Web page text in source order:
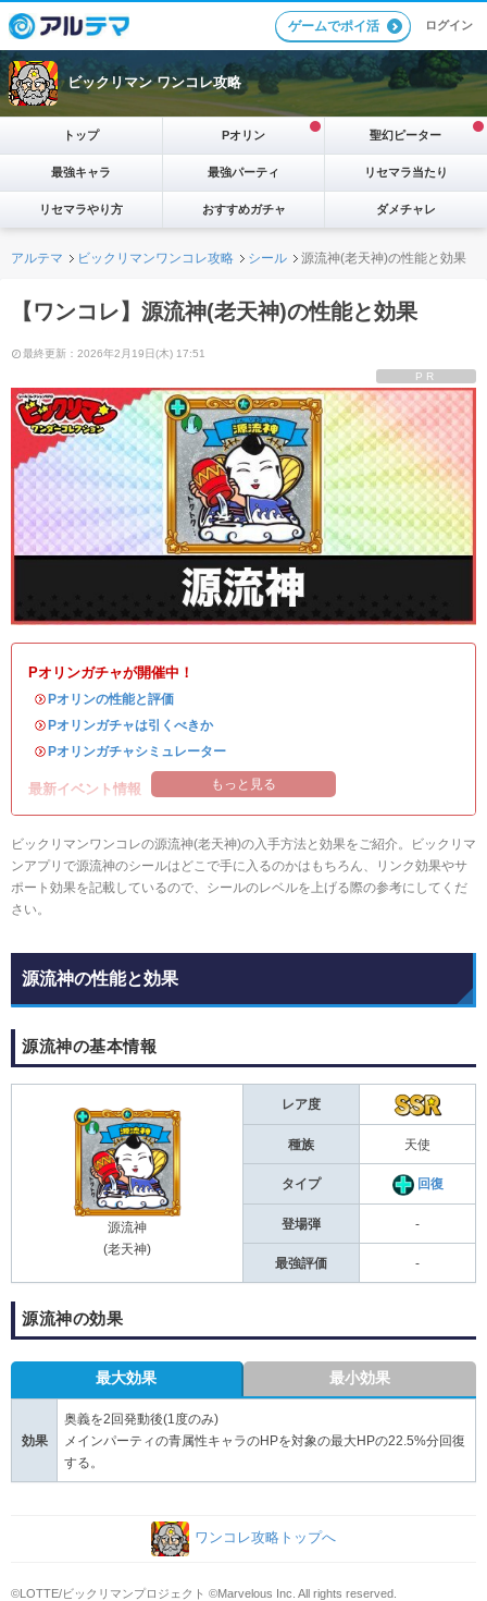
ゲームでポイ活 ログイン
ビックリマン ワンコレ攻略
トップ Pオリン 聖幻ピーター
最強キャラ 最強パーティ リセマラ当たり
リセマラやり方 おすすめガチャ ダメチャレ
アルテマ ビックリマンワンコレ攻略 シール 源流神(老天神)の性能と効果
【ワンコレ】源流神(老天神)の性能と効果
最終更新：2026年2月19日(木) 17:51
PR
Pオリンガチャが開催中！
・Pオリンの性能と評価
・Pオリンガチャは引くべきか
・Pオリンガチャシミュレーター
最新イベント情報 もっと見る
ビックリマンワンコレの源流神(老天神)の入手方法と効果をご紹介。ビックリマ
ンアプリで源流神のシールはどこで手に入るのかはもちろん、リンク効果やサ
ポート効果を記載しているので、シールのレベルを上げる際の参考にしてくだ
さい。
源流神の性能と効果
源流神の基本情報
源流神
(老天神)
レア度
種族 天使
タイプ 回復
登場弾 -
最強評価 -
源流神の効果
最大効果 最小効果
効果
奥義を2回発動後(1度のみ)
メインパーティの青属性キャラのHPを対象の最大HPの22.5%分回復
する。
ワンコレ攻略トップへ
©LOTTE/ビックリマンプロジェクト ©Marvelous Inc. All rights reserved.